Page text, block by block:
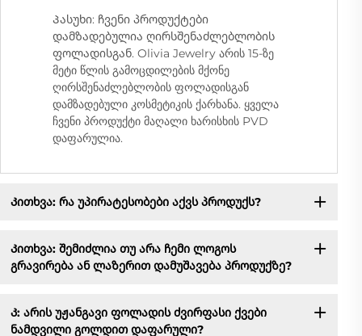
Პასუხი: ჩვენი პროდუქტები
დამზადებულია ღირსშენაძლებლობის
ფოლადისგან. Olivia Jewelry არის 15-ზე
მეტი წლის გამოცდილების მქონე
ღირსშენაძლებლობის ფოლადისგან
დამზადებული კოსმეტიკის ქარხანა. ყველა
ჩვენი პროდუქტი მაღალი ხარისხის PVD
დაფარულია.
Კითხვა: რა უპირატესობები აქვს პროდუქს?
Კითხვა: შემიძლია თუ არა ჩემი ლოგოს
გრავირება ან ლაზერით დამუშავება პროდუქზე?
Კ: არის უჟანგავი ფოლადის ძვირფასი ქვები
ნამდვილი გოლდით დაფარული?